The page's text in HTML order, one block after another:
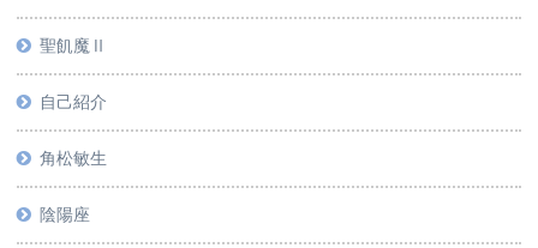
聖飢魔Ⅱ
自己紹介
角松敏生
陰陽座